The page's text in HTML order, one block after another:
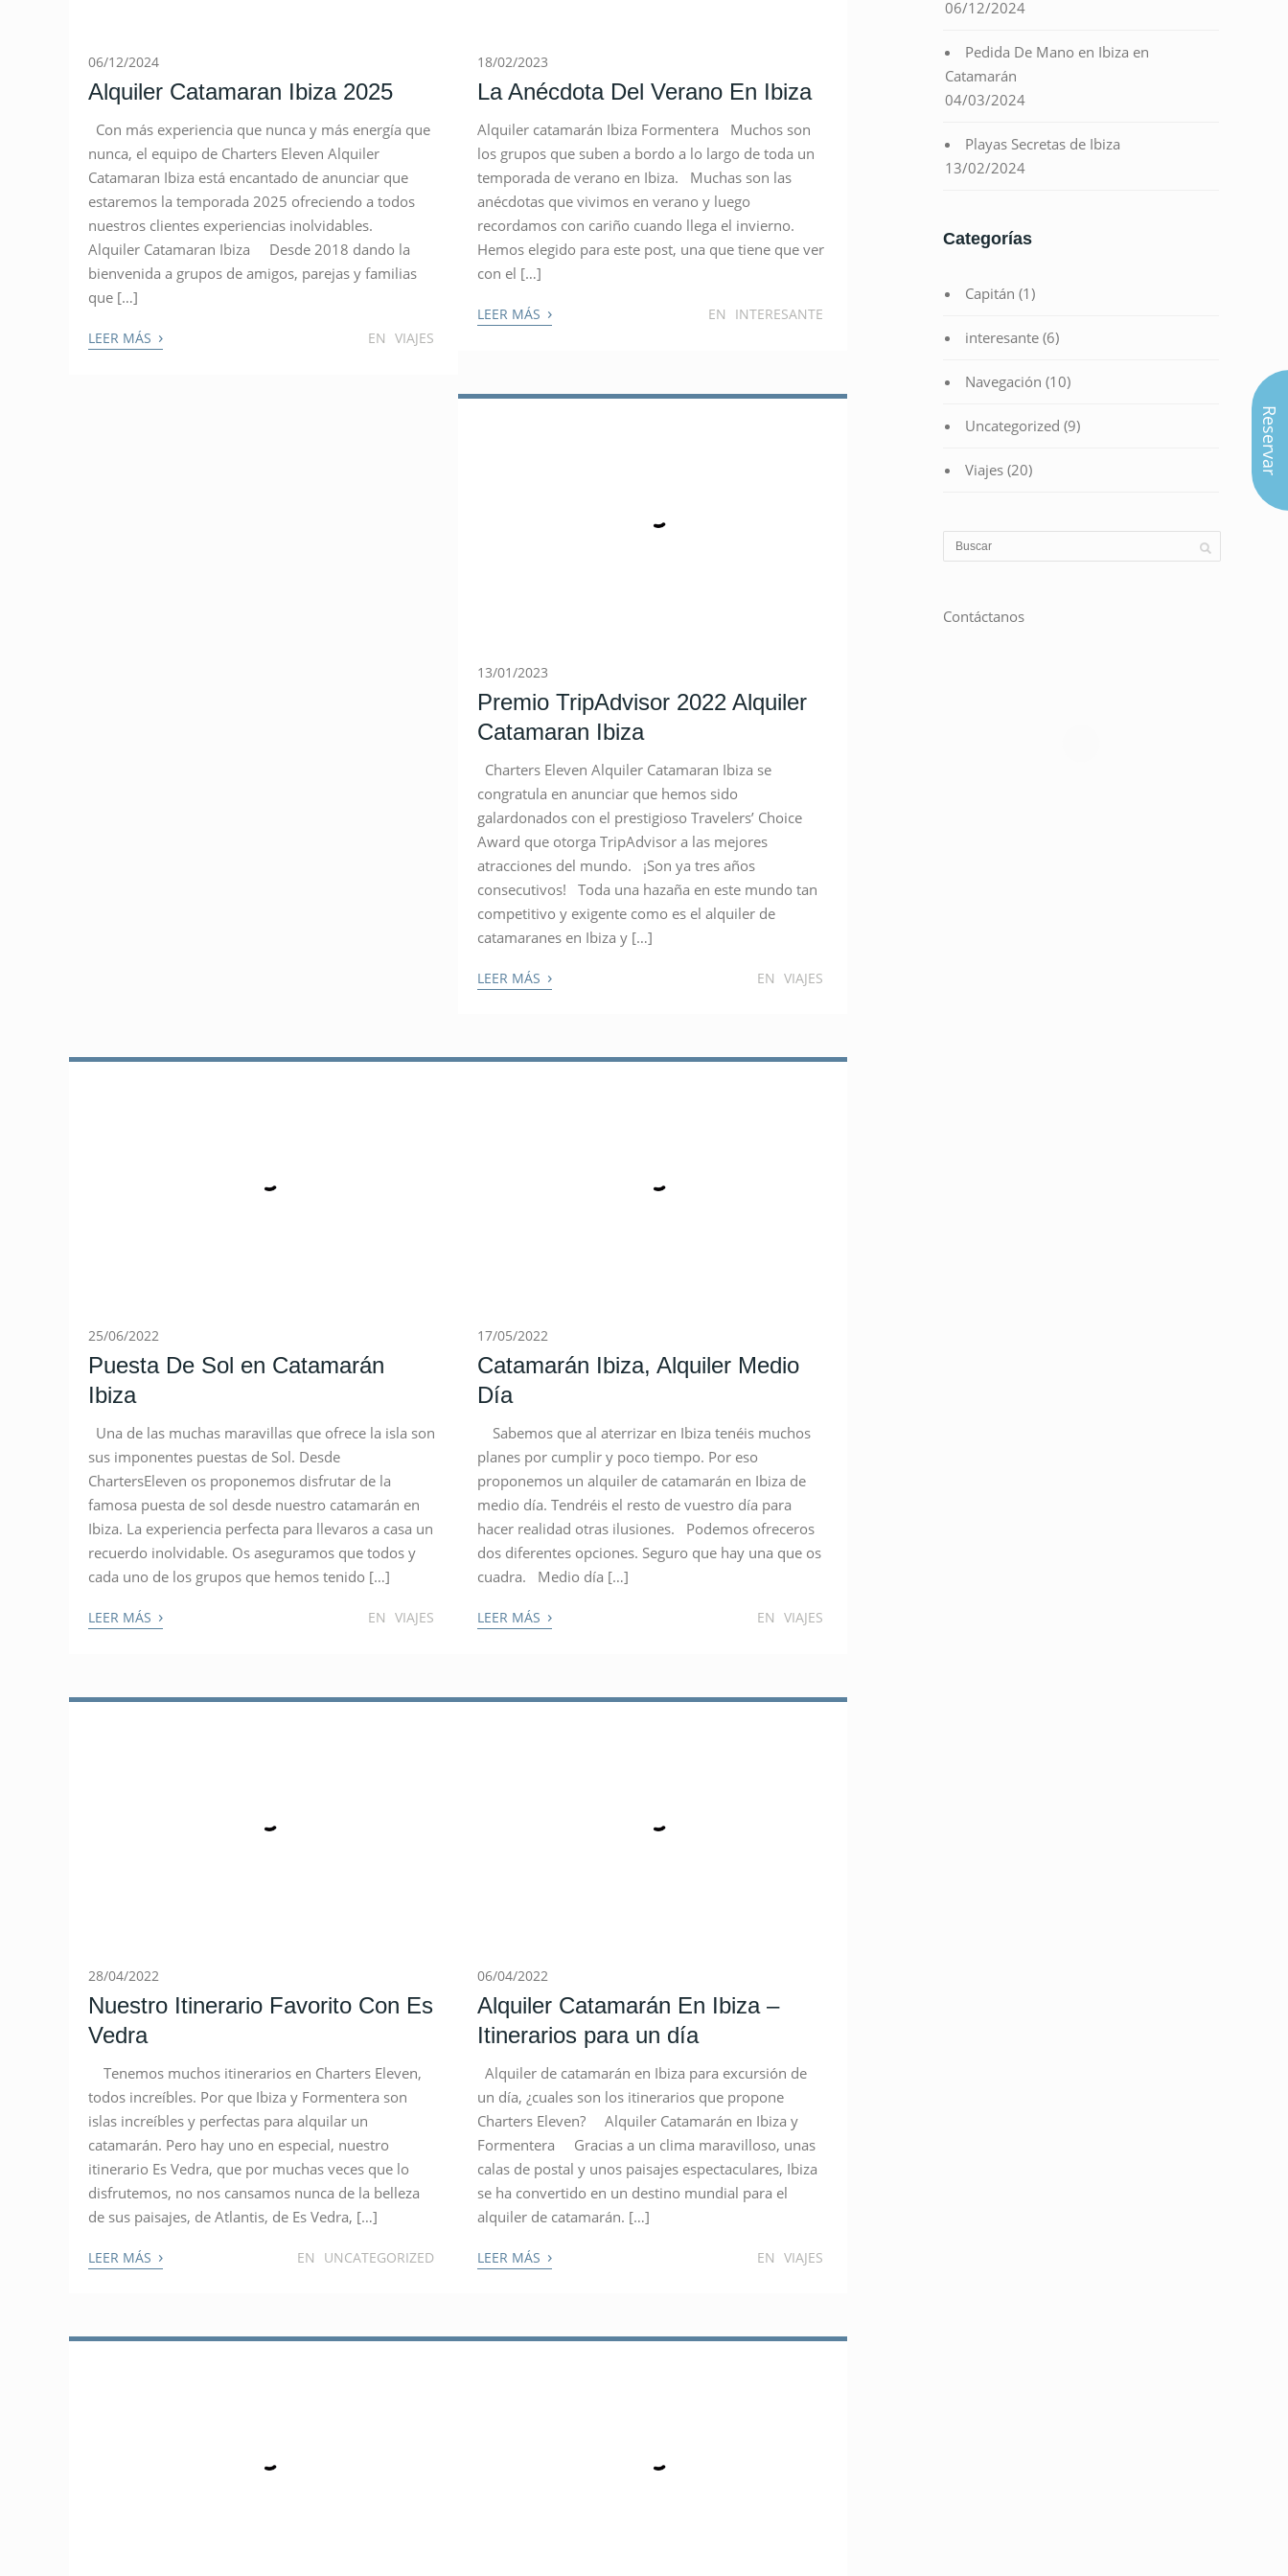
06/12/2024
Alquiler Catamaran Ibiza 2025
Con más experiencia que nunca y más energía que
nunca, el equipo de Charters Eleven Alquiler
Catamaran Ibiza está encantado de anunciar que
estaremos la temporada 2025 ofreciendo a todos
nuestros clientes experiencias inolvidables.
Alquiler Catamaran Ibiza Desde 2018 dando la
bienvenida a grupos de amigos, parejas y familias
que […]
LEER MÁS › EN VIAJES
18/02/2023
La Anécdota Del Verano En Ibiza
Alquiler catamarán Ibiza Formentera Muchos son
los grupos que suben a bordo a lo largo de toda un
temporada de verano en Ibiza. Muchas son las
anécdotas que vivimos en verano y luego
recordamos con cariño cuando llega el invierno.
Hemos elegido para este post, una que tiene que ver
con el […]
LEER MÁS › EN INTERESANTE
13/01/2023
Premio TripAdvisor 2022 Alquiler
Catamaran Ibiza
Charters Eleven Alquiler Catamaran Ibiza se
congratula en anunciar que hemos sido
galardonados con el prestigioso Travelers’ Choice
Award que otorga TripAdvisor a las mejores
atracciones del mundo. ¡Son ya tres años
consecutivos! Toda una hazaña en este mundo tan
competitivo y exigente como es el alquiler de
catamaranes en Ibiza y […]
LEER MÁS › EN VIAJES
25/06/2022
Puesta De Sol en Catamarán
Ibiza
Una de las muchas maravillas que ofrece la isla son
sus imponentes puestas de Sol. Desde
ChartersEleven os proponemos disfrutar de la
famosa puesta de sol desde nuestro catamarán en
Ibiza. La experiencia perfecta para llevaros a casa un
recuerdo inolvidable. Os aseguramos que todos y
cada uno de los grupos que hemos tenido […]
LEER MÁS › EN VIAJES
17/05/2022
Catamarán Ibiza, Alquiler Medio
Día
Sabemos que al aterrizar en Ibiza tenéis muchos
planes por cumplir y poco tiempo. Por eso
proponemos un alquiler de catamarán en Ibiza de
medio día. Tendréis el resto de vuestro día para
hacer realidad otras ilusiones. Podemos ofreceros
dos diferentes opciones. Seguro que hay una que os
cuadra. Medio día […]
LEER MÁS › EN VIAJES
28/04/2022
Nuestro Itinerario Favorito Con Es
Vedra
Tenemos muchos itinerarios en Charters Eleven,
todos increíbles. Por que Ibiza y Formentera son
islas increíbles y perfectas para alquilar un
catamarán. Pero hay uno en especial, nuestro
itinerario Es Vedra, que por muchas veces que lo
disfrutemos, no nos cansamos nunca de la belleza
de sus paisajes, de Atlantis, de Es Vedra, […]
LEER MÁS › EN UNCATEGORIZED
06/04/2022
Alquiler Catamarán En Ibiza –
Itinerarios para un día
Alquiler de catamarán en Ibiza para excursión de
un día, ¿cuales son los itinerarios que propone
Charters Eleven? Alquiler Catamarán en Ibiza y
Formentera Gracias a un clima maravilloso, unas
calas de postal y unos paisajes espectaculares, Ibiza
se ha convertido en un destino mundial para el
alquiler de catamarán. […]
LEER MÁS › EN VIAJES
06/12/2024
Pedida De Mano en Ibiza en
Catamarán
04/03/2024
Playas Secretas de Ibiza
13/02/2024
Categorías
Capitán (1)
interesante (6)
Navegación (10)
Uncategorized (9)
Viajes (20)
Contáctanos
Reservar